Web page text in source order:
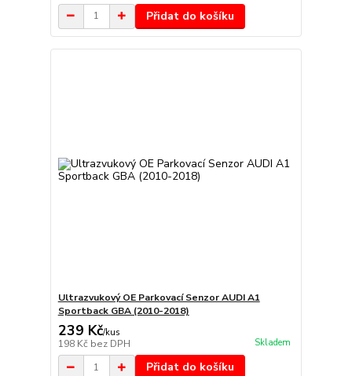
Přidat do košíku
Ultrazvukový OE Parkovací Senzor AUDI A1
Sportback GBA (2010-2018)
239 Kč/kus
198 Kč bez DPH Skladem
Přidat do košíku